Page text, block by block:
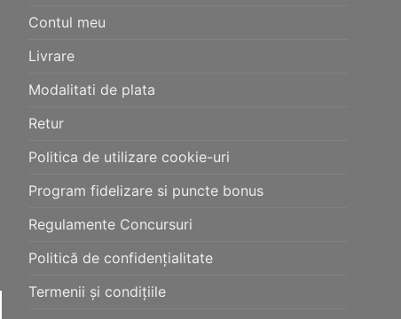
Contul meu
Livrare
Modalitati de plata
Retur
Politica de utilizare cookie-uri
Program fidelizare si puncte bonus
Regulamente Concursuri
Politică de confidențialitate
Termenii și condițiile